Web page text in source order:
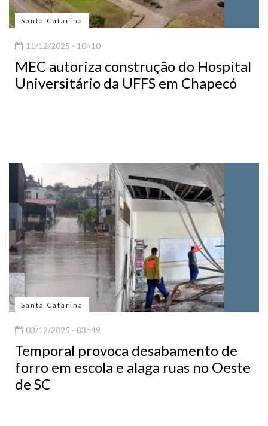
Santa Catarina
11/12/2025 - 10h10
MEC autoriza construção do Hospital
Universitário da UFFS em Chapecó
Santa Catarina
03/12/2025 - 03h49
Temporal provoca desabamento de
forro em escola e alaga ruas no Oeste
de SC